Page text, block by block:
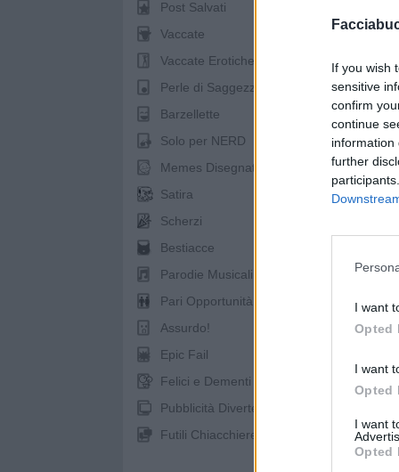
If you wish
sensitive
confirm
continue
information
further
I want
Opted
I want
Opted
I want
Opted
Post Salvati
Vaccate
Vaccate Erotiche
Perle di Saggezza
Barzellette
Solo per NERD
Memes Disegnati
Satira
Scherzi
Bestiacce
Parodie Musicali
Pari Opportunità
Assurdo!
Epic Fail
Felici e Dementi
Pubblicità Divertenti
Futili Chiacchiere